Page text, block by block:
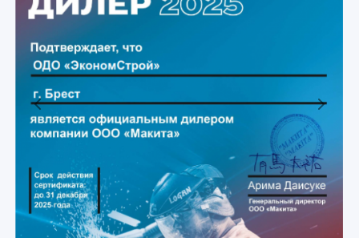
Previous Next